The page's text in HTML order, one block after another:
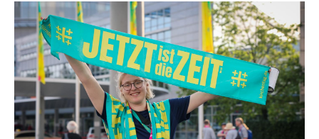
Image